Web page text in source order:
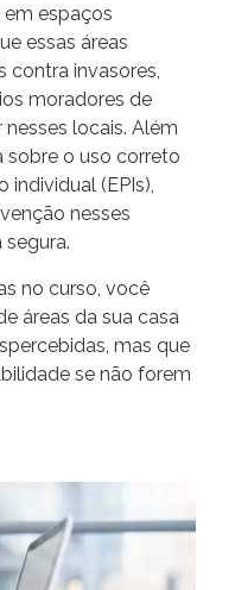
espaços
essas áreas
contra invasores,
moradores de
locais. Além
sobre o uso correto
(EPIs),
nesses
no curso, você
áreas da sua casa
mas que
se não forem